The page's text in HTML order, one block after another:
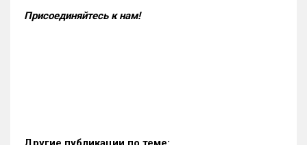
Присоединяйтесь к нам!